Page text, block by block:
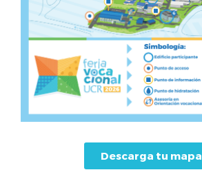
Descarga tu mapa